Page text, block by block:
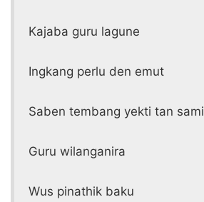
Kajaba guru lagune
Ingkang perlu den emut
Saben tembang yekti tan sami
Guru wilanganira
Wus pinathik baku